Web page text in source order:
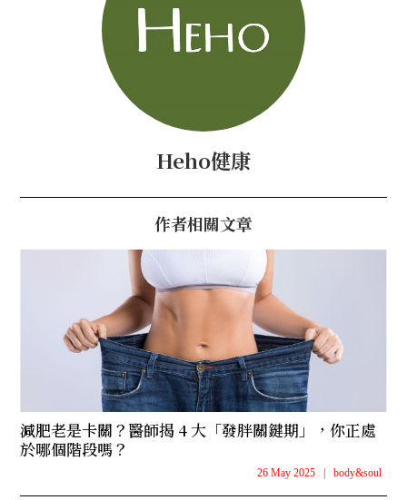
Heho健康
作者相關文章
減肥老是卡關？醫師揭 4 大「發胖關鍵期」，你正處
於哪個階段嗎？
26 May 2025 body&soul